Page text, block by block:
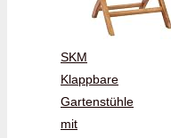
SKM
Klappbare
Gartenstühle
mit